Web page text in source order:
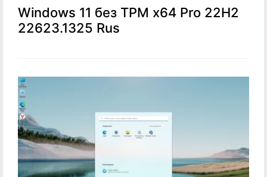
Windows 11 без TPM x64 Pro 22H2
22623.1325 Rus